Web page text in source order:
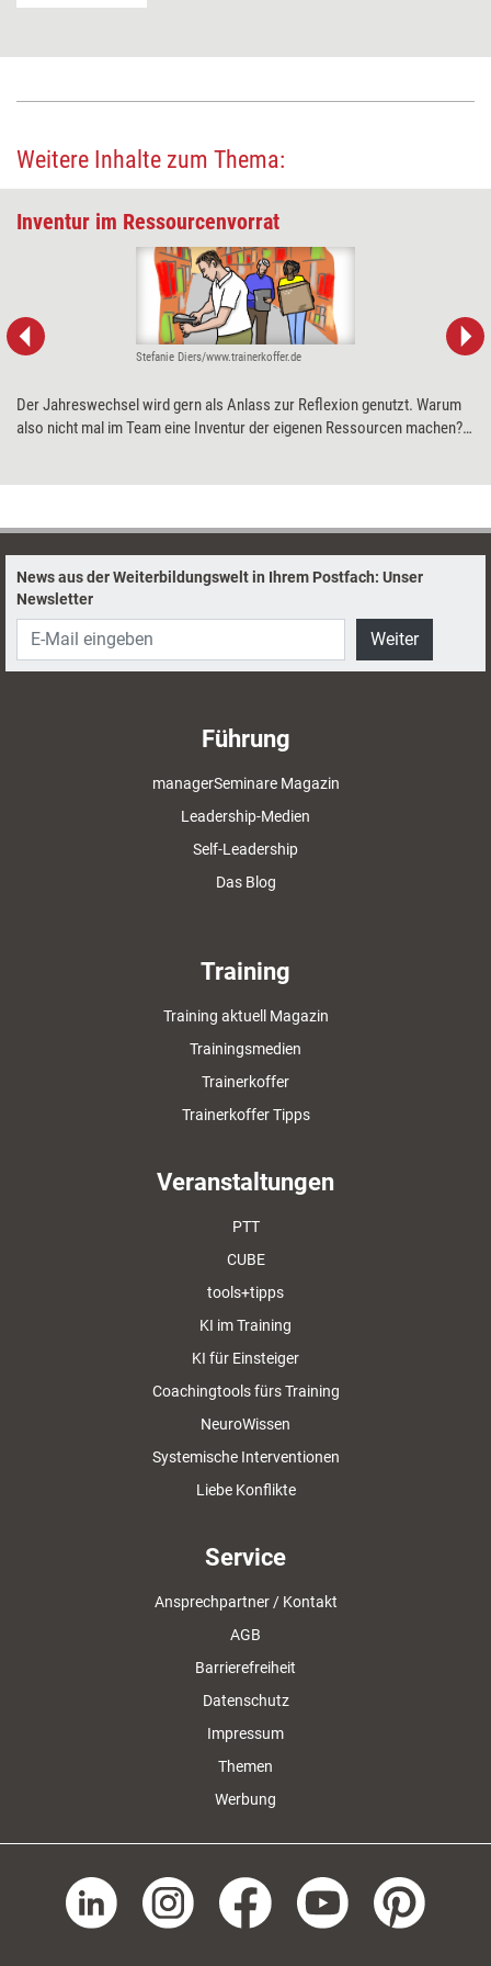
Weitere Inhalte zum Thema:
Inventur im Ressourcenvorrat
Stefanie Diers/www.trainerkoffer.de
Der Jahreswechsel wird gern als Anlass zur Reflexion genutzt. Warum
also nicht mal im Team eine Inventur der eigenen Ressourcen machen?
News aus der Weiterbildungswelt in Ihrem Postfach: Unser
Newsletter
Weiter
Führung
managerSeminare Magazin
Leadership-Medien
Self-Leadership
Das Blog
Training
Training aktuell Magazin
Trainingsmedien
Trainerkoffer
Trainerkoffer Tipps
Veranstaltungen
PTT
CUBE
tools+tipps
KI im Training
KI für Einsteiger
Coachingtools fürs Training
NeuroWissen
Systemische Interventionen
Liebe Konflikte
Service
Ansprechpartner / Kontakt
AGB
Barrierefreiheit
Datenschutz
Impressum
Themen
Werbung